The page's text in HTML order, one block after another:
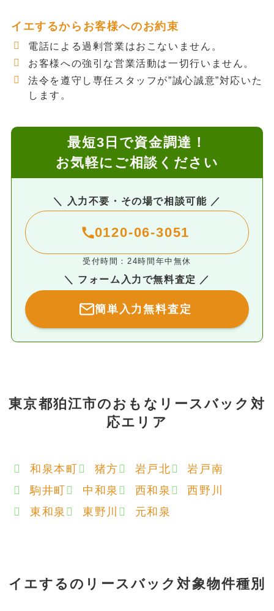
イエするからお客様へのお約束
電話による過剰営業はおこないません。
お客様への強引な営業活動は一切行いません。
法令を遵守し専任スタッフが”誠心誠意”対応いた
します。
最短3日で資金調達！
お気軽にご相談ください
＼ 入力不要・その場で相談可能 ／
0120-06-3051
受付時間：24時間年中無休
＼ フォーム入力で無料査定 ／
簡単入力無料査定
東京都狛江市のおもなリースバック対
応エリア
和泉本町 猪方 岩戸北
岩戸南
駒井町
中和泉 西和泉
西野川
東和泉
東野川 元和泉
イエするの リースバック対象物件種別